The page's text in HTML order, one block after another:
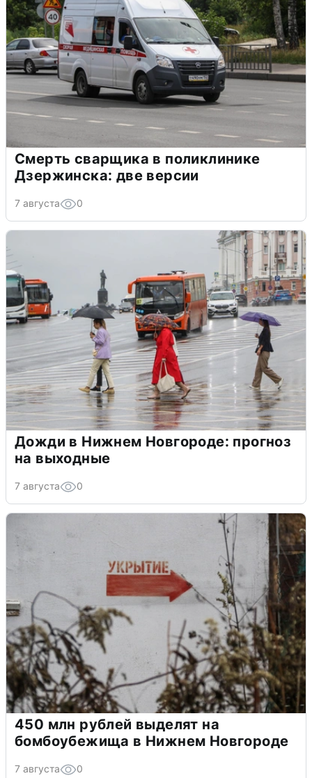
Смерть сварщика в поликлинике
Дзержинска: две версии
7 августа 0
Дожди в Нижнем Новгороде: прогноз
на выходные
7 августа 0
450 млн рублей выделят на
бомбоубежища в Нижнем Новгороде
7 августа 0